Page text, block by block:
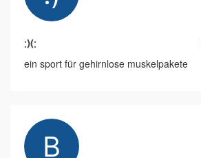
:)(:
ein sport für gehirnlose muskelpakete